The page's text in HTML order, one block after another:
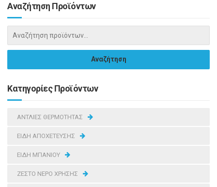
Αναζήτηση Προϊόντων
Κατηγορίες Προϊόντων
ΑΝΤΛΙΕΣ ΘΕΡΜΟΤΗΤΑΣ
ΕΙΔΗ ΑΠΟΧΕΤΕΥΣΗΣ
ΕΙΔΗ ΜΠΑΝΙΟΥ
ΖΕΣΤΟ ΝΕΡΟ ΧΡΗΣΗΣ